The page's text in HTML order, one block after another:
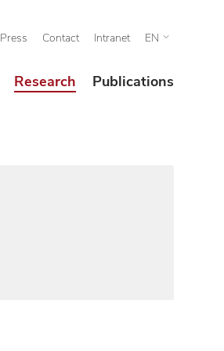
Press Contact Intranet EN
Research Publications